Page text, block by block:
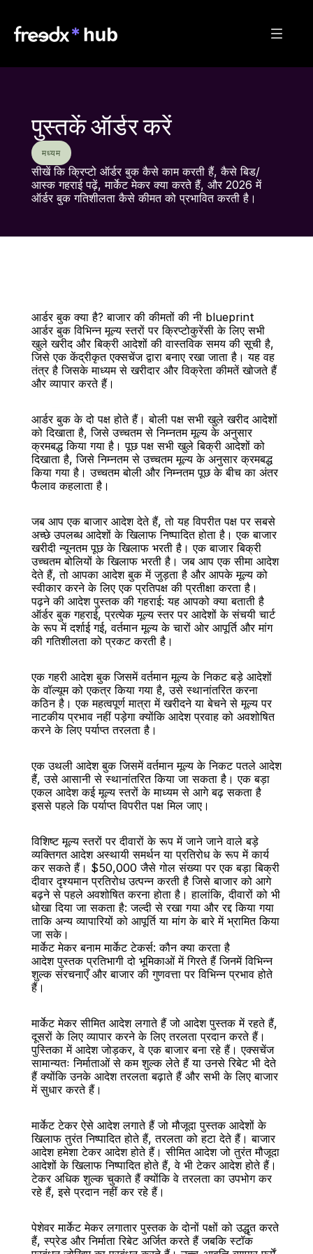
पुस्तकें ऑर्डर करें
मध्यम
सीखें कि क्रिप्टो ऑर्डर बुक कैसे काम करती हैं, कैसे बिड/
आस्क गहराई पढ़ें, मार्केट मेकर क्या करते हैं, और 2026 में
ऑर्डर बुक गतिशीलता कैसे कीमत को प्रभावित करती है।
बैक
आर्डर बुक क्या है? बाजार की कीमतों की नी blueprint
आर्डर बुक विभिन्न मूल्य स्तरों पर क्रिप्टोकुरेंसी के लिए सभी
खुले खरीद और बिक्री आदेशों की वास्तविक समय की सूची है,
जिसे एक केंद्रीकृत एक्सचेंज द्वारा बनाए रखा जाता है। यह वह
तंत्र है जिसके माध्यम से खरीदार और विक्रेता कीमतें खोजते हैं
और व्यापार करते हैं।
आर्डर बुक के दो पक्ष होते हैं। बोली पक्ष सभी खुले खरीद आदेशों
को दिखाता है, जिसे उच्चतम से निम्नतम मूल्य के अनुसार
क्रमबद्ध किया गया है। पूछ पक्ष सभी खुले बिक्री आदेशों को
दिखाता है, जिसे निम्नतम से उच्चतम मूल्य के अनुसार क्रमबद्ध
किया गया है। उच्चतम बोली और निम्नतम पूछ के बीच का अंतर
फैलाव कहलाता है।
जब आप एक बाजार आदेश देते हैं, तो यह विपरीत पक्ष पर सबसे
अच्छे उपलब्ध आदेशों के खिलाफ निष्पादित होता है। एक बाजार
खरीदी न्यूनतम पूछ के खिलाफ भरती है। एक बाजार बिक्री
उच्चतम बोलियों के खिलाफ भरती है। जब आप एक सीमा आदेश
देते हैं, तो आपका आदेश बुक में जुड़ता है और आपके मूल्य को
स्वीकार करने के लिए एक प्रतिपक्ष की प्रतीक्षा करता है।
पढ़ने की आदेश पुस्तक की गहराई: यह आपको क्या बताती है
ऑर्डर बुक गहराई, प्रत्येक मूल्य स्तर पर आदेशों के संचयी चार्ट
के रूप में दर्शाई गई, वर्तमान मूल्य के चारों ओर आपूर्ति और मांग
की गतिशीलता को प्रकट करती है।
एक गहरी आदेश बुक जिसमें वर्तमान मूल्य के निकट बड़े आदेशों
के वॉल्यूम को एकत्र किया गया है, उसे स्थानांतरित करना
कठिन है। एक महत्वपूर्ण मात्रा में खरीदने या बेचने से मूल्य पर
नाटकीय प्रभाव नहीं पड़ेगा क्योंकि आदेश प्रवाह को अवशोषित
करने के लिए पर्याप्त तरलता है।
एक उथली आदेश बुक जिसमें वर्तमान मूल्य के निकट पतले आदेश
हैं, उसे आसानी से स्थानांतरित किया जा सकता है। एक बड़ा
एकल आदेश कई मूल्य स्तरों के माध्यम से आगे बढ़ सकता है
इससे पहले कि पर्याप्त विपरीत पक्ष मिल जाए।
विशिष्ट मूल्य स्तरों पर दीवारों के रूप में जाने जाने वाले बड़े
व्यक्तिगत आदेश अस्थायी समर्थन या प्रतिरोध के रूप में कार्य
कर सकते हैं। $50,000 जैसे गोल संख्या पर एक बड़ा बिक्री
दीवार दृश्यमान प्रतिरोध उत्पन्न करती है जिसे बाजार को आगे
बढ़ने से पहले अवशोषित करना होता है। हालांकि, दीवारों को भी
धोखा दिया जा सकता है: जल्दी से रखा गया और रद्द किया गया
ताकि अन्य व्यापारियों को आपूर्ति या मांग के बारे में भ्रामित किया
जा सके।
मार्केट मेकर बनाम मार्केट टेकर्स: कौन क्या करता है
आदेश पुस्तक प्रतिभागी दो भूमिकाओं में गिरते हैं जिनमें विभिन्न
शुल्क संरचनाएँ और बाजार की गुणवत्ता पर विभिन्न प्रभाव होते
हैं।
मार्केट मेकर सीमित आदेश लगाते हैं जो आदेश पुस्तक में रहते हैं,
दूसरों के लिए व्यापार करने के लिए तरलता प्रदान करते हैं।
पुस्तिका में आदेश जोड़कर, वे एक बाजार बना रहे हैं। एक्सचेंज
सामान्यतः निर्माताओं से कम शुल्क लेते हैं या उनसे रिबेट भी देते
हैं क्योंकि उनके आदेश तरलता बढ़ाते हैं और सभी के लिए बाजार
में सुधार करते हैं।
मार्केट टेकर ऐसे आदेश लगाते हैं जो मौजूदा पुस्तक आदेशों के
खिलाफ तुरंत निष्पादित होते हैं, तरलता को हटा देते हैं। बाजार
आदेश हमेशा टेकर आदेश होते हैं। सीमित आदेश जो तुरंत मौजूदा
आदेशों के खिलाफ निष्पादित होते हैं, वे भी टेकर आदेश होते हैं।
टेकर अधिक शुल्क चुकाते हैं क्योंकि वे तरलता का उपभोग कर
रहे हैं, इसे प्रदान नहीं कर रहे हैं।
पेशेवर मार्केट मेकर लगातार पुस्तक के दोनों पक्षों को उद्धृत करते
हैं, स्प्रेड और निर्माता रिबेट अर्जित करते हैं जबकि स्टॉक